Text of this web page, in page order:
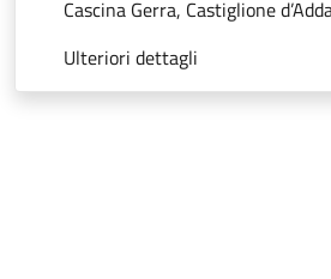
Cascina Gerra, Castiglione
Ulteriori dettagli